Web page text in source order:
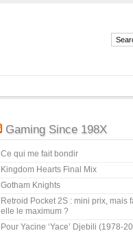
Gaming Since 198X
Ce qui me fait bondir
Kingdom Hearts Final Mix
Gotham Knights
Retroid Pocket 2S : mini prix, mais
elle le maximum ?
Pour Yacine ‘Yace’ Djebili (1978-